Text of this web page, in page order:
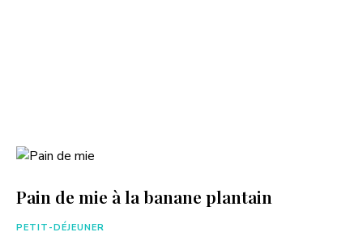
Pain de mie à la banane plantain
PETIT-DÉJEUNER